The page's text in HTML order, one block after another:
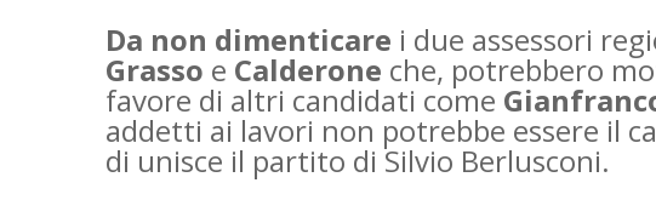
Da non dimenticare i due assessori
Grasso e Calderone che, potrebbero
favore di altri candidati come
addetti ai lavori non potrebbe essere il
di unisce il partito di Silvio Berlusconi.